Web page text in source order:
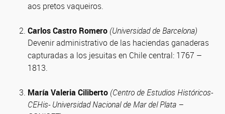
aos pretos vaqueiros.
Carlos Castro Romero (Universidad de Barcelona)
Devenir administrativo de las haciendas ganaderas
capturadas a los jesuitas en Chile central: 1767 –
1813.
María Valeria Ciliberto (Centro de Estudios Históricos-
CEHis- Universidad Nacional de Mar del Plata –